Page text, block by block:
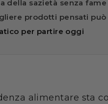
della sazietà senza
prodotti pensati
per partire oggi
alimentare sta